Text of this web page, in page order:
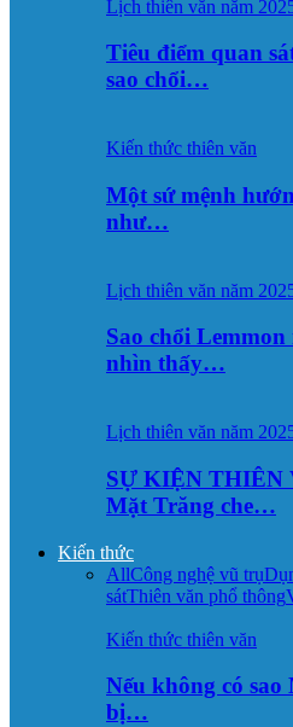
Lịch thiên văn năm
Tiêu điểm quan
sao chổi…
Kiến thức thiên văn
Một sứ mệnh
như…
Lịch thiên văn năm
Sao chổi
nhìn thấy…
Lịch thiên văn năm
SỰ KIỆN THIÊN
Mặt Trăng che…
Kiến thức
AllCông nghệ vũ trụ
sátThiên văn phổ thông
Kiến thức thiên văn
Nếu không có
bị…